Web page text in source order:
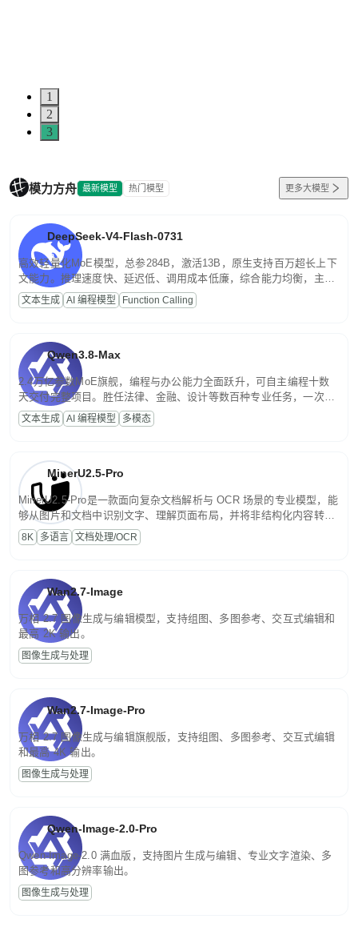
1
2
3
模力方舟 最新模型 热门模型 更多大模型
DeepSeek-V4-Flash-0731
高效轻量化MoE模型，总参284B，激活13B，原生支持百万超长上下
文能力。推理速度快、延迟低、调用成本低廉，综合能力均衡，主打
高并发、轻量化任务，适合日常对话、内容创作、基础 RAG、批量
文案处理等普惠刚需场景。
文本生成 AI 编程模型 Function Calling
Qwen3.8-Max
2.4万亿参数MoE旗舰，编程与办公能力全面跃升，可自主编程十数
天交付完整项目。胜任法律、金融、设计等数百种专业任务，一次对
话端到端交付生产级成果。原生视觉理解贯穿规划、执行与验证全流
程，支持超长文档与长视频的深度语义解析。长程任务中自主规划与
文本生成 AI 编程模型 多模态
MinerU2.5-Pro
MinerU2.5-Pro是一款面向复杂文档解析与 OCR 场景的专业模型，能
够从图片和文档中识别文字、理解页面布局，并将非结构化内容转换
为便于存储、检索和二次处理的结构化结果。
8K 多语言 文档处理/OCR
Wan2.7-Image
万相 2.7 图像生成与编辑模型，支持组图、多图参考、交互式编辑和
最高 2K 输出。
图像生成与处理
Wan2.7-Image-Pro
万相 2.7 图像生成与编辑旗舰版，支持组图、多图参考、交互式编辑
和最高 4K 输出。
图像生成与处理
Qwen-Image-2.0-Pro
Qwen-Image-2.0 满血版，支持图片生成与编辑、专业文字渲染、多
图参考和高分辨率输出。
图像生成与处理